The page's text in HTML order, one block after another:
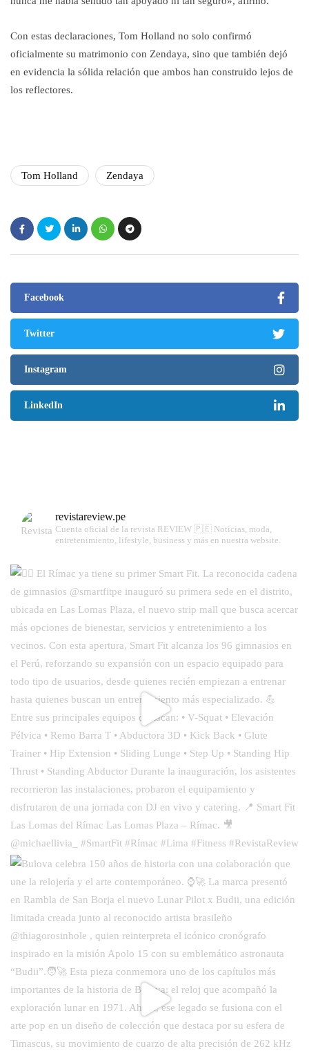
Con estas declaraciones, Tom Holland no solo confirmó
oficialmente su matrimonio con Zendaya, sino que también dejó
en evidencia la sólida relación que ambos han construido lejos de
los reflectores.
Tom Holland Zendaya
Facebook
Twitter
Instagram
LinkedIn
revistareview.pe
Cuenta oficial de la revista REVIEW 🇵🇪 Noticias, moda,
entretenimiento, lifestyle, business y más en nuestra website.